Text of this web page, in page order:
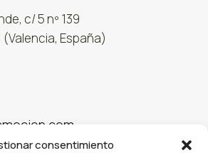
consentimiento
c/ 5 nº 139
España)